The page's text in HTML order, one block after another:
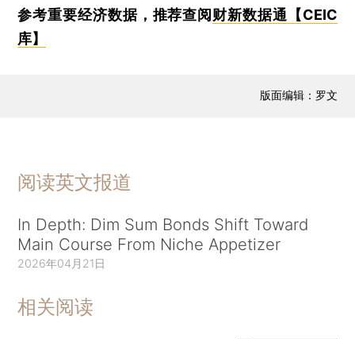
参考重要经济数据，推荐查阅 财新数据通【CEIC
库】
版面编辑：罗文
阅读英文报道
In Depth: Dim Sum Bonds Shift Toward
Main Course From Niche Appetizer
2026年04月21日
相关阅读